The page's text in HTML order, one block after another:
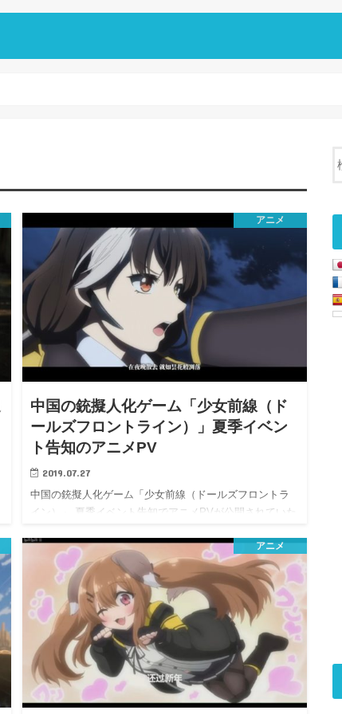
アニメ
中国の銃擬人化ゲーム「少女前線（ド
ールズフロントライン）」夏季イベン
ト告知のアニメPV
2019.07.27
中国の銃擬人化ゲーム「少女前線（ドールズフロントラ
イン）」 夏季イベント告知でアニメPVが公開されていた
アニメ